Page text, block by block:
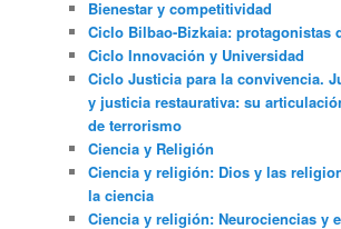
Bienestar y competitividad
Ciclo Bilbao-Bizkaia: protagonistas
Ciclo Innovación y Universidad
Ciclo Justicia para la convivencia.
y justicia restaurativa: su
de terrorismo
Ciencia y Religión
Ciencia y religión: Dios y las
la ciencia
Ciencia y religión: Neurociencias y